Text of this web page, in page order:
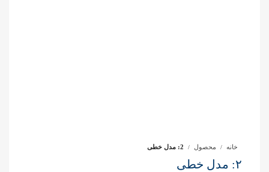
خانه محصول 2: مدل خطی
۲: مدل خطی